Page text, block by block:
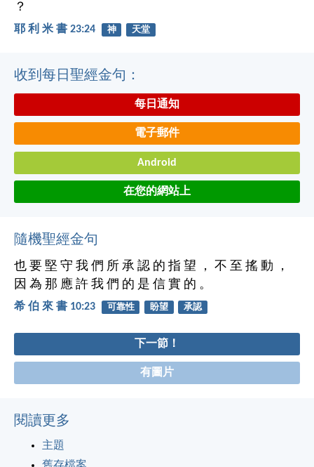
？
耶 利 米 書 23:24 神 天堂
收到每日聖經金句：
每日通知
電子郵件
Android
在您的網站上
隨機聖經金句
也 要 堅 守 我 們 所 承 認 的 指 望 ， 不 至 搖 動 ，
因 為 那 應 許 我 們 的 是 信 實 的 。
希 伯 來 書 10:23 可靠性 盼望 承認
下一節！
有圖片
閱讀更多
主題